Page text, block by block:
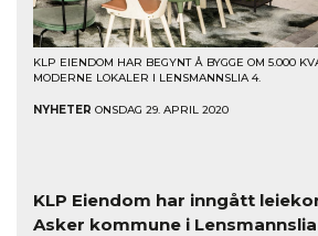
KLP EIENDOM HAR BEGYNT Å BYGGE OM 5.000
MODERNE LOKALER I LENSMANNSLIA 4.
NYHETER ONSDAG 29. APRIL 2020
KLP Eiendom har inngått
Asker kommune i